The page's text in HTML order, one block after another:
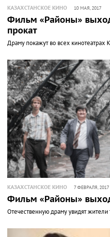
КАЗАХСТАНСКОЕ КИНО 10 МАЯ, 2017
Фильм «Районы»
прокат
Драму покажут во всех кинотеатрах
КАЗАХСТАНСКОЕ КИНО 7 ФЕВРАЛЯ, 2017
Фильм «Районы»
Отечественную драму увидят